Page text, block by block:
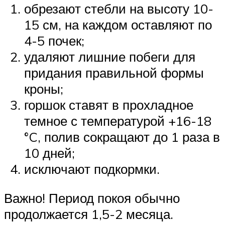
обрезают стебли на высоту 10-
15 см, на каждом оставляют по
4-5 почек;
удаляют лишние побеги для
придания правильной формы
кроны;
горшок ставят в прохладное
темное с температурой +16-18
°C, полив сокращают до 1 раза в
10 дней;
исключают подкормки.
Важно! Период покоя обычно
продолжается 1,5-2 месяца.